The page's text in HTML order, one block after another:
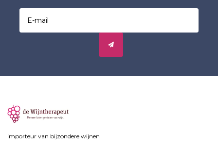
importeur van bijzondere wijnen